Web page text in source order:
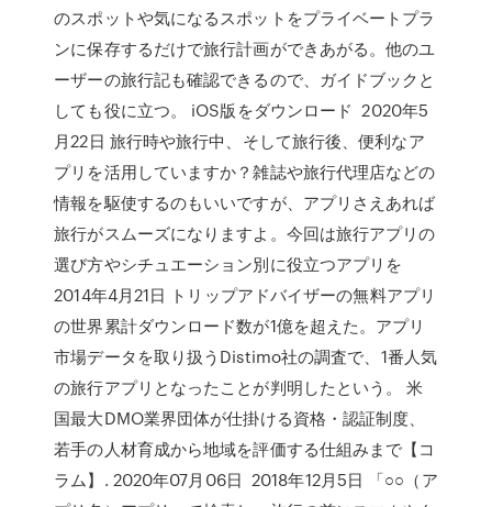
のスポットや気になるスポットをプライベートプラ
ンに保存するだけで旅行計画ができあがる。他のユ
ーザーの旅行記も確認できるので、ガイドブックと
しても役に立つ。 iOS版をダウンロード 2020年5
月22日 旅行時や旅行中、そして旅行後、便利なア
プリを活用していますか？雑誌や旅行代理店などの
情報を駆使するのもいいですが、アプリさえあれば
旅行がスムーズになりますよ。今回は旅行アプリの
選び方やシチュエーション別に役立つアプリを
2014年4月21日 トリップアドバイザーの無料アプリ
の世界累計ダウンロード数が1億を超えた。アプリ
市場データを取り扱うDistimo社の調査で、1番人気
の旅行アプリとなったことが判明したという。 米
国最大DMO業界団体が仕掛ける資格・認証制度、
若手の人材育成から地域を評価する仕組みまで【コ
ラム】. 2020年07月06日 2018年12月5日 「○○（ア